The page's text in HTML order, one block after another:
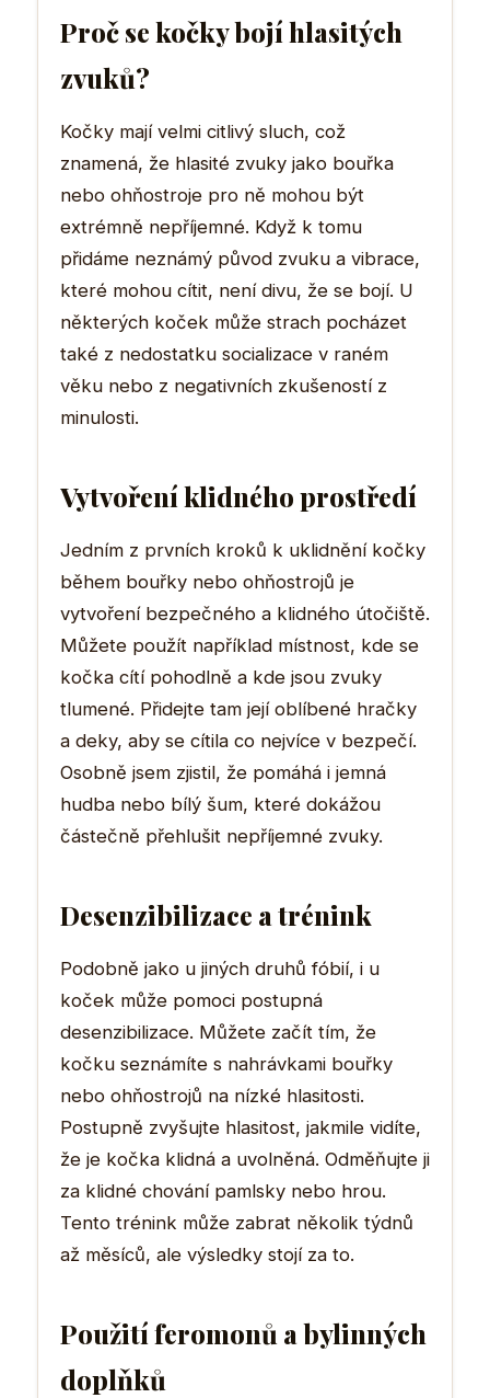
Proč se kočky bojí hlasitých
zvuků?
Kočky mají velmi citlivý sluch, což
znamená, že hlasité zvuky jako bouřka
nebo ohňostroje pro ně mohou být
extrémně nepříjemné. Když k tomu
přidáme neznámý původ zvuku a vibrace,
které mohou cítit, není divu, že se bojí. U
některých koček může strach pocházet
také z nedostatku socializace v raném
věku nebo z negativních zkušeností z
minulosti.
Vytvoření klidného prostředí
Jedním z prvních kroků k uklidnění kočky
během bouřky nebo ohňostrojů je
vytvoření bezpečného a klidného útočiště.
Můžete použít například místnost, kde se
kočka cítí pohodlně a kde jsou zvuky
tlumené. Přidejte tam její oblíbené hračky
a deky, aby se cítila co nejvíce v bezpečí.
Osobně jsem zjistil, že pomáhá i jemná
hudba nebo bílý šum, které dokážou
částečně přehlušit nepříjemné zvuky.
Desenzibilizace a trénink
Podobně jako u jiných druhů fóbií, i u
koček může pomoci postupná
desenzibilizace. Můžete začít tím, že
kočku seznámíte s nahrávkami bouřky
nebo ohňostrojů na nízké hlasitosti.
Postupně zvyšujte hlasitost, jakmile vidíte,
že je kočka klidná a uvolněná. Odměňujte ji
za klidné chování pamlsky nebo hrou.
Tento trénink může zabrat několik týdnů
až měsíců, ale výsledky stojí za to.
Použití feromonů a bylinných
doplňků